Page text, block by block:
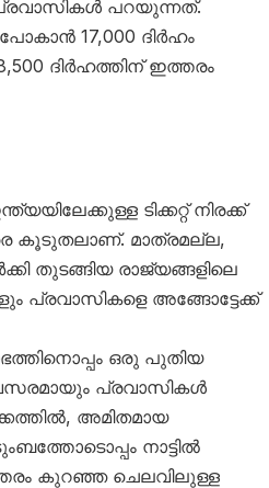
പറയുന്നത്.
17,000 ദിർഹം
ദിർഹത്തിന് ഇത്തരം
ടിക്കറ്റ് നിരക്ക്
കൂടുതലാണ്. മാത്രമല്ല,
തുടങ്ങിയ രാജ്യങ്ങളിലെ
പ്രവാസികളെ അങ്ങോട്ടേക്ക്
ഒരു പുതിയ
പ്രവാസികൾ
അമിതമായ
നാട്ടിൽ
കുറഞ്ഞ ചെലവിലുള്ള